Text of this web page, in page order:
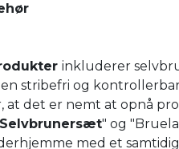
inkluderer
stribefri og
at det er nemt at opnå
Selvbrunersæt" og
med et